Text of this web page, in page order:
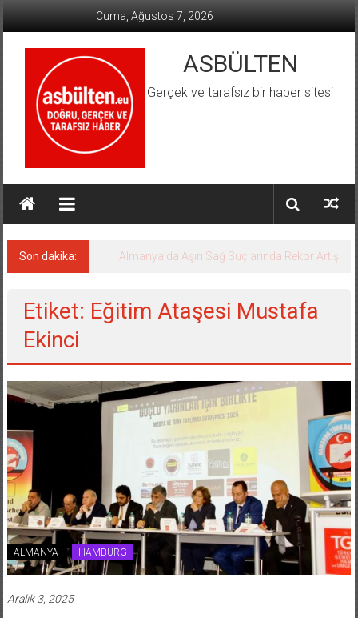
Cuma, Ağustos 7, 2026
ASBÜLTEN
Gerçek ve tarafsız bir haber sitesi
Son dakika: Almanya’da Aşırı Sağ Suçlarında Rekor Artış
Etiket: Eğitim Ataşesi Mustafa
Ekinci
ALMANYA HAMBURG
Aralık 3, 2025